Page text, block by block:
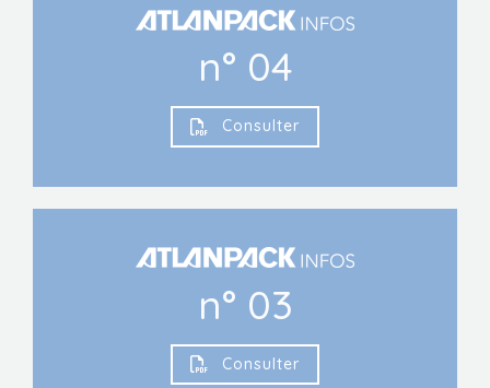
n° 04
Consulter
n° 03
Consulter